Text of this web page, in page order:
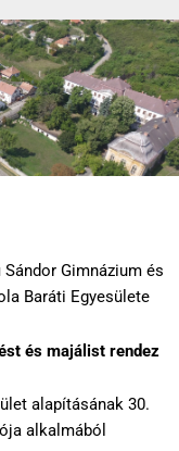
Gimnázium és
Baráti Egyesülete
és majálist rendez
alapításának 30.
alkalmából